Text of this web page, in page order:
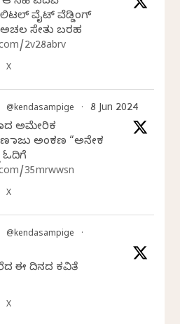
ವೈಟ್ ವೆಡ್ಡಿಂಗ್
ಅಚಲ ಸೇತು ಬರಹ
2v28abrv
X
@kendasampige · 8 Jun 2024
ಅಮೇರಿಕ
ರಾಜು ಅಂಕಣ “ಅನೇಕ
ಓದಿಗೆ
35mrwwsn
X
@kendasampige ·
ಈ ದಿನದ ಕವಿತೆ
X